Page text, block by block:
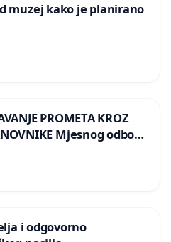
muzej kako je planirano
PROMETA KROZ
Mjesnog odbora
i odgovorno